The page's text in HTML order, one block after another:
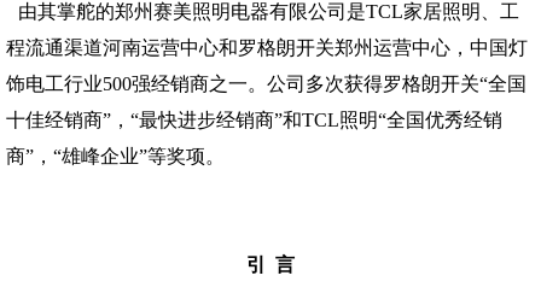
由其掌舵的郑州赛美照明电器有限公司是TCL家居照明、工
程流通渠道河南运营中心和罗格朗开关郑州运营中心，中国灯
饰电工行业500强经销商之一。公司多次获得罗格朗开关“全国
十佳经销商”，“最快进步经销商”和TCL照明“全国优秀经销
商”，“雄峰企业”等奖项。
引 言